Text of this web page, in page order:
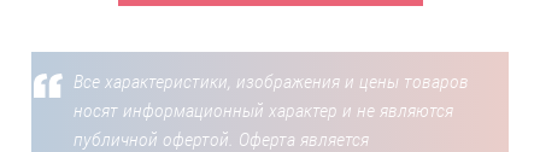
Все характеристики, изображения и цены товаров
носят информационный характер и не являются
публичной офертой. Оферта является